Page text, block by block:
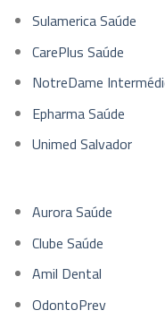
Sulamerica Saúde
CarePlus Saúde
NotreDame
Epharma Saúde
Unimed Salvador
Aurora Saúde
Clube Saúde
Amil Dental
OdontoPrev